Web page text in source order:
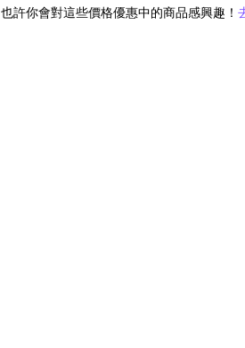
也許你會對這些價格優惠中的商品感興趣！